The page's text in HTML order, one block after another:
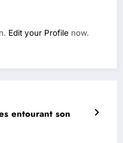
Edit your Profile now.
entourant son